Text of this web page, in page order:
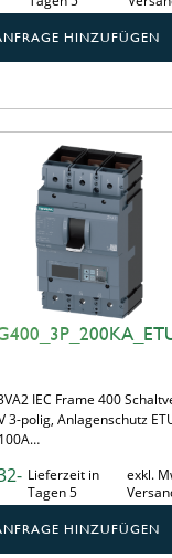
HINZUFÜGEN
IEC Frame 400
3-polig, Anlagenschutz
Lieferzeit in
Tagen 5
exkl.
HINZUFÜGEN